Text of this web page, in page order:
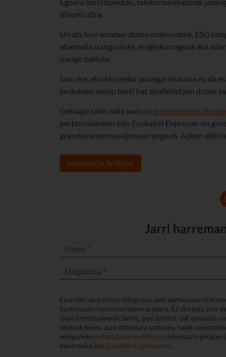
bihurtu dira.
Urrats hori ematen duten erakundeek, ESG
abantaila izango dute, eraginkorragoak eta
izango baitute.
Izan ere, etorkizuneko jasangarritasuna ez da
jarduteko modu berri bat ahalbidetzen duten
Gehiago jakin nahi baduzu enpresentzat
pertsonalarekin edo Euskaltel Enpresak-en
grandes.empresas@masorange.es. Azken
Inteligencia Artificial
Jarri
Euskaltel da ematen dizkiguzun datu pertsonalen
kontratuzko harreman baten arabera. Ez dizkiegu zure
Gure hornitzaileekin, berriz, guri zerbitzu bat emateko
besteak beste, zure datuetara sartzeko, haiek
webguneko pribatutasun-politikaren informazio
elektroniko bat Euskaltel Enpresasera.